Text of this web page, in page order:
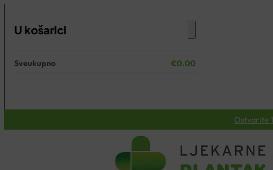
U košarici
Nema proizvoda u košarici.
Sveukupno €0.00
Ostvarite